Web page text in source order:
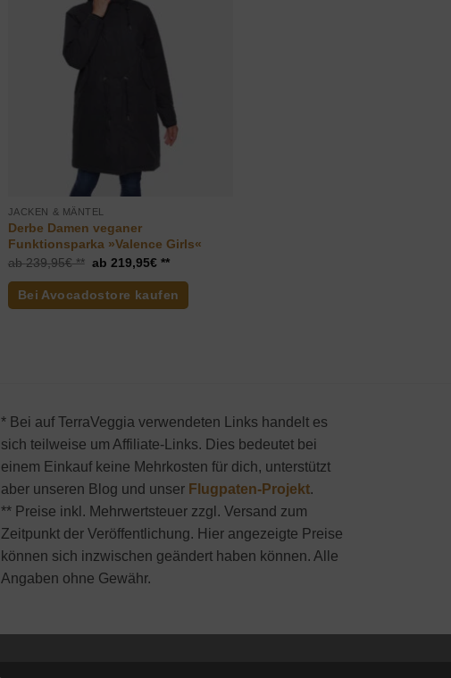
JACKEN & MÄNTEL
Derbe Damen veganer
Funktionsparka »Valence Girls«
239,95€
Ursprünglicher
war:
239,95€
219,95€
Aktueller
ist:
219,95€.
Bei Avocadostore kaufen
* Bei auf TerraVeggia verwendeten Links handelt es
sich teilweise um Affiliate-Links. Dies bedeutet bei
einem Einkauf keine Mehrkosten für dich, unterstützt
aber unseren Blog und unser Flugpaten-Projekt.
** Preise inkl. Mehrwertsteuer zzgl. Versand zum
Zeitpunkt der Veröffentlichung. Hier angezeigte Preise
können sich inzwischen geändert haben können. Alle
Angaben ohne Gewähr.